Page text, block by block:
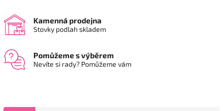
Kamenná prodejna
Stovky podlah skladem
Pomůžeme s výběrem
Nevíte si rady? Pomůžeme vám